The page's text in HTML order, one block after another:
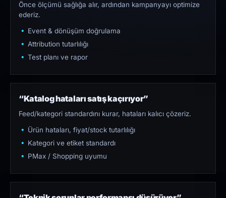
Önce ölçümü sağlığa alır, ardından kampanyayı optimize
ederiz.
Event & dönüşüm doğrulama
Attribution tutarlılığı
Test planı ve rapor
“Katalog hataları satış kaçırıyor”
Feed/kategori standardını kurar, hataları kalıcı çözeriz.
Ürün hataları, fiyat/stock tutarlılığı
Kategori ve etiket standardı
PMax / Shopping uyumu